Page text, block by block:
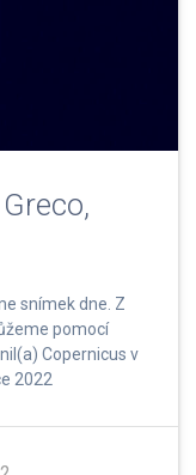
snímek dne. Z
pomocí
Copernicus v
2022